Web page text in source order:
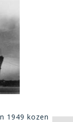
1949 kozen